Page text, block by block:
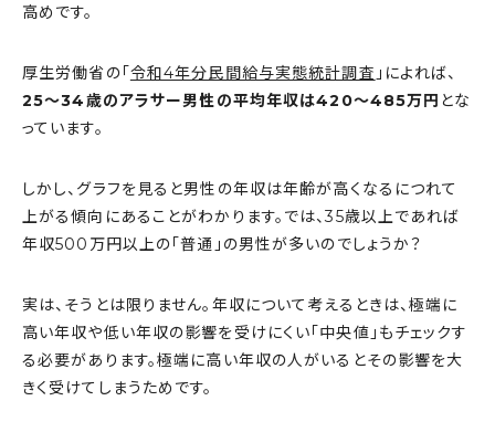
高めです。
厚生労働省の「令和4年分民間給与実態統計調査 」によれば、
25〜34歳のアラサー男性の平均年収は420〜485万円 とな
っています。
しかし、グラフを見ると男性の年収は年齢が高くなるにつれて
上がる傾向にあることがわかります。では、35歳以上であれば
年収500万円以上の「普通」の男性が多いのでしょうか？
実は、そうとは限りません。年収について考えるときは、極端に
高い年収や低い年収の影響を受けにくい「中央値」もチェックす
る必要があります。極端に高い年収の人がいるとその影響を大
きく受けてしまうためです。